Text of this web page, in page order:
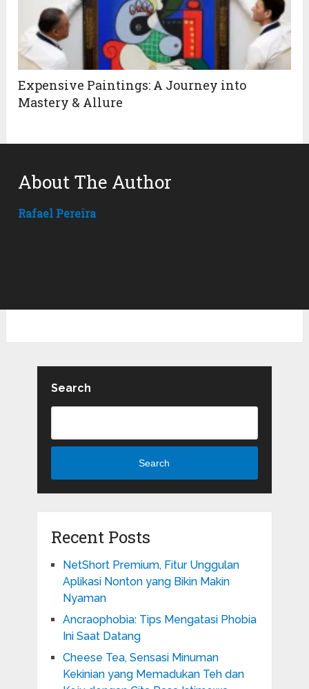
Expensive Paintings: A Journey into
Mastery & Allure
About The Author
Rafael Pereira
Search
Search
Recent Posts
NetShort Premium, Fitur Unggulan
Aplikasi Nonton yang Bikin Makin
Nyaman
Ancraophobia: Tips Mengatasi Phobia
Ini Saat Datang
Cheese Tea, Sensasi Minuman
Kekinian yang Memadukan Teh dan